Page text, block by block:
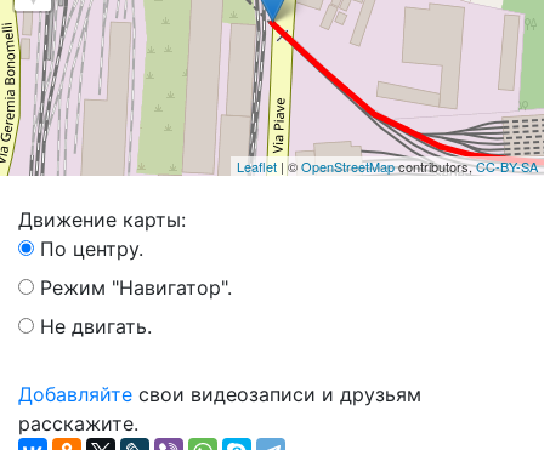
Leaflet | ©OpenStreetMapcontributors,CC-BY-SA
Движение карты:
По центру.
Режим "Навигатор".
Не двигать.
Добавляйте свои видеозаписи и друзьям
расскажите.